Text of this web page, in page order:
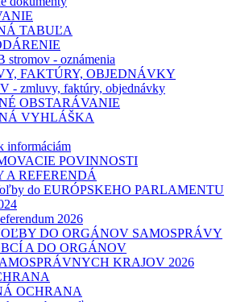
TABUĽA
stromov - oznámenia
FAKTÚRY, OBJEDNÁVKY
- zmluvy, faktúry, objednávky
OBSTARÁVANIE
VYHLÁŠKA
informáciám
POVINNOSTI
A REFERENDÁ
do EURÓPSKEHO PARLAMENTU
2026
DO ORGÁNOV SAMOSPRÁVY
A DO ORGÁNOV
KRAJOV 2026
OCHRANA